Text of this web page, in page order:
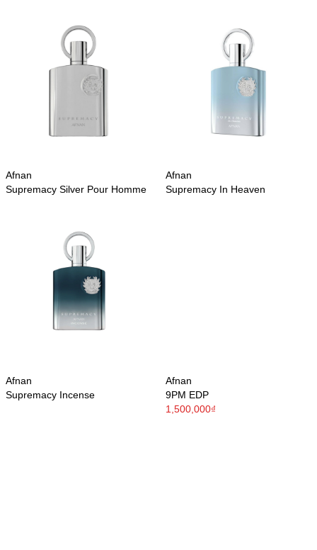
Afnan
Supremacy Silver Pour Homme
Afnan
Supremacy In Heaven
Afnan
Supremacy Incense
Afnan
9PM EDP
1,500,000₫